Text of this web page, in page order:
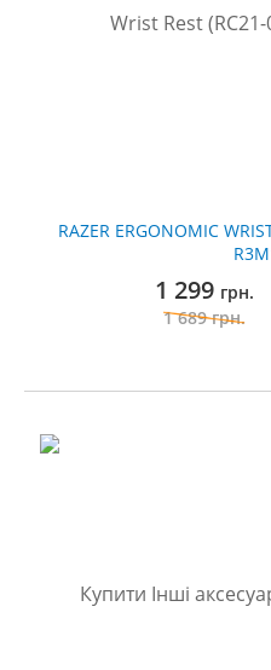
RAZER ERGONOMIC
1 299 грн.
1 689грн.